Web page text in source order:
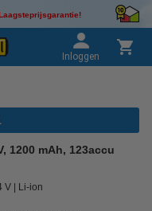
Inloggen
1200 mAh, 123accu
V Li-ion